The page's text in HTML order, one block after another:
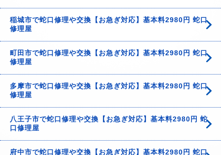
稲城市で蛇口修理や交換【お急ぎ対応】基本料2980円 蛇口
修理屋
町田市で蛇口修理や交換【お急ぎ対応】基本料2980円 蛇口
修理屋
多摩市で蛇口修理や交換【お急ぎ対応】基本料2980円 蛇口
修理屋
八王子市で蛇口修理や交換【お急ぎ対応】基本料2980円 蛇
口修理屋
府中市で蛇口修理や交換【お急ぎ対応】基本料2980円 蛇口